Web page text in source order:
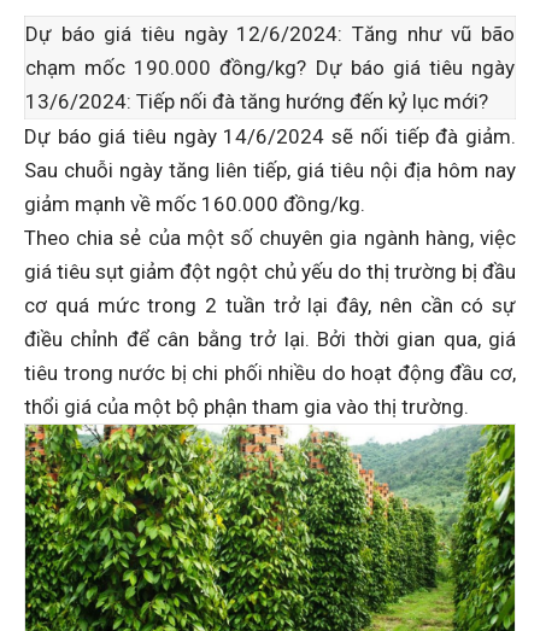
Dự báo giá tiêu ngày 12/6/2024: Tăng như vũ bão
chạm mốc 190.000 đồng/kg? Dự báo giá tiêu ngày
13/6/2024: Tiếp nối đà tăng hướng đến kỷ lục mới?
Dự báo giá tiêu ngày 14/6/2024 sẽ nối tiếp đà giảm.
Sau chuỗi ngày tăng liên tiếp, giá tiêu nội địa hôm nay
giảm mạnh về mốc 160.000 đồng/kg.
Theo chia sẻ của một số chuyên gia ngành hàng, việc
giá tiêu sụt giảm đột ngột chủ yếu do thị trường bị đầu
cơ quá mức trong 2 tuần trở lại đây, nên cần có sự
điều chỉnh để cân bằng trở lại. Bởi thời gian qua, giá
tiêu trong nước bị chi phối nhiều do hoạt động đầu cơ,
thổi giá của một bộ phận tham gia vào thị trường.